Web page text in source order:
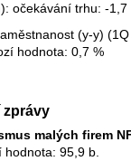
očekávání trhu: -
(y-y)
hodnota: 0,7 %
zprávy
malých firem
hodnota: 95,9 b.